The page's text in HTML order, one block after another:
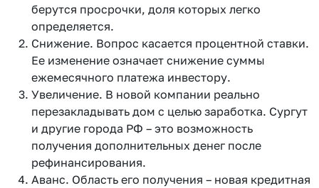
берутся просрочки, доля которых легко
определяется.
Снижение. Вопрос касается процентной ставки.
Ее изменение означает снижение суммы
ежемесячного платежа инвестору.
Увеличение. В новой компании реально
перезакладывать дом с целью заработка. Сургут
и другие города РФ – это возможность
получения дополнительных денег после
рефинансирования.
Аванс. Область его получения – новая кредитная